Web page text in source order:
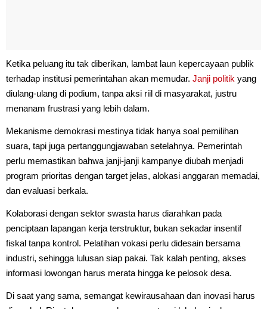
Ketika peluang itu tak diberikan, lambat laun kepercayaan publik
terhadap institusi pemerintahan akan memudar. Janji politik yang
diulang-ulang di podium, tanpa aksi riil di masyarakat, justru
menanam frustrasi yang lebih dalam.
Mekanisme demokrasi mestinya tidak hanya soal pemilihan
suara, tapi juga pertanggungjawaban setelahnya. Pemerintah
perlu memastikan bahwa janji-janji kampanye diubah menjadi
program prioritas dengan target jelas, alokasi anggaran memadai,
dan evaluasi berkala.
Kolaborasi dengan sektor swasta harus diarahkan pada
penciptaan lapangan kerja terstruktur, bukan sekadar insentif
fiskal tanpa kontrol. Pelatihan vokasi perlu didesain bersama
industri, sehingga lulusan siap pakai. Tak kalah penting, akses
informasi lowongan harus merata hingga ke pelosok desa.
Di saat yang sama, semangat kewirausahaan dan inovasi harus